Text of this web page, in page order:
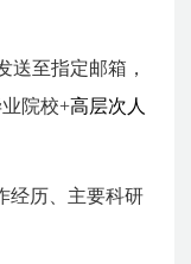
送至指定邮箱，
院校+高层次人
经历、主要科研